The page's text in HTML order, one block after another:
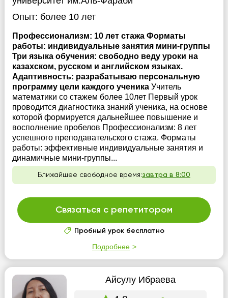
Опыт: более 10 лет
Профессионализм: 10 лет стажа Форматы
работы: индивидуальные занятия мини-группы
Три языка обучения: свободно веду уроки на
казахском, русском и английском языках.
Адаптивность: разрабатываю персональную
программу цели каждого ученика Учитель
математики со стажем более 10лет Первый урок
проводится диагностика знаний ученика, на основе
которой формируется дальнейшее повышение и
восполнение пробелов Профессионализм: 8 лет
успешного преподавательского стажа. Форматы
работы: эффективные индивидуальные занятия и
динамичные мини-группы...
Ближайшее свободное время:завтра в 8:00
Связаться с репетитором
Пробный урок бесплатно
Подробнее
Айсулу Ибраева